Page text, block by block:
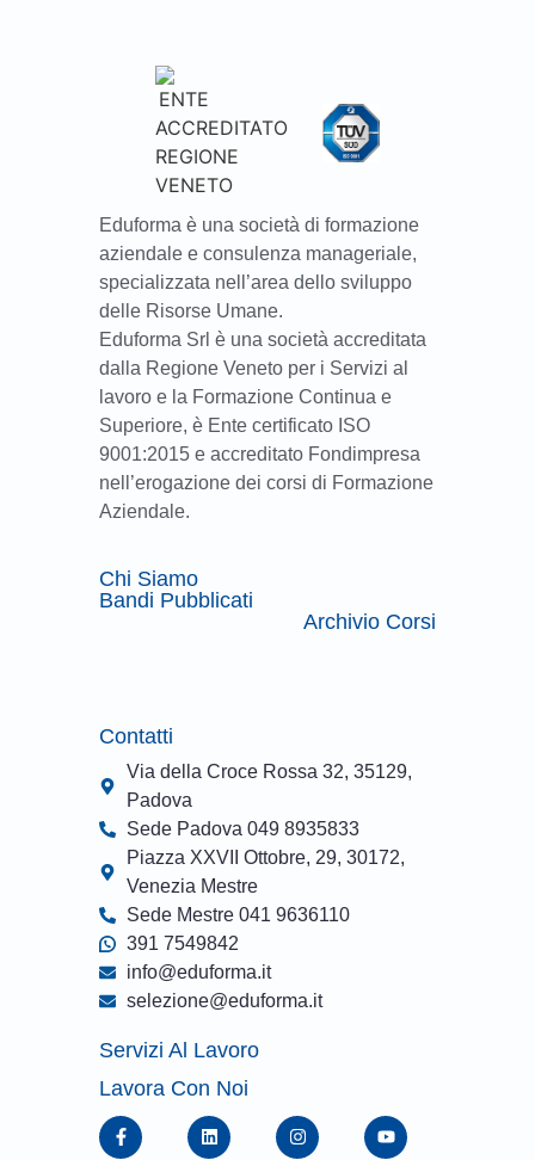
Eduforma è una società di formazione
aziendale e consulenza manageriale,
specializzata nell’area dello sviluppo
delle Risorse Umane.
Eduforma Srl è una società accreditata
dalla Regione Veneto per i Servizi al
lavoro e la Formazione Continua e
Superiore, è Ente certificato ISO
9001:2015 e accreditato Fondimpresa
nell’erogazione dei corsi di Formazione
Aziendale.
Chi Siamo
Bandi Pubblicati
Archivio Corsi
Contatti
Via della Croce Rossa 32, 35129,
Padova
Sede Padova 049 8935833
Piazza XXVII Ottobre, 29, 30172,
Venezia Mestre
Sede Mestre 041 9636110
391 7549842
info@eduforma.it
selezione@eduforma.it
Servizi Al Lavoro
Lavora Con Noi